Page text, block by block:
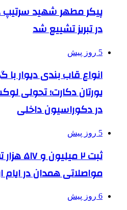
پیکر مطهر شهید سرتیپ
در تبریز تشییع شد
5 روز پیش
انواع قاب بندی دیوار
یورتان دکارت؛ تحولی
در دکوراسیون داخلی
5 روز پیش
ثبت ۲
مواصلاتی همدان در ایام
6 روز پیش